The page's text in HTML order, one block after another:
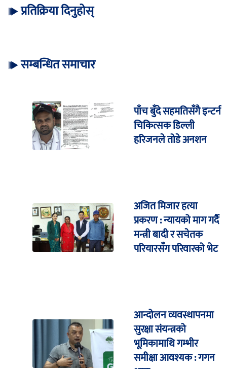
प्रतिक्रिया दिनुहोस्
सम्बन्धित समाचार
पाँच बुँदे सहमतिसँगै इन्टर्न
चिकित्सक डिल्ली
हरिजनले तोडे अनशन
अजित मिजार हत्या
प्रकरण : न्यायको माग गर्दै
मन्त्री बादी र सचेतक
परियारसँग परिवारको भेट
आन्दोलन व्यवस्थापनमा
सुरक्षा संयन्त्रको
भूमिकामाथि गम्भीर
समीक्षा आवश्यक : गगन